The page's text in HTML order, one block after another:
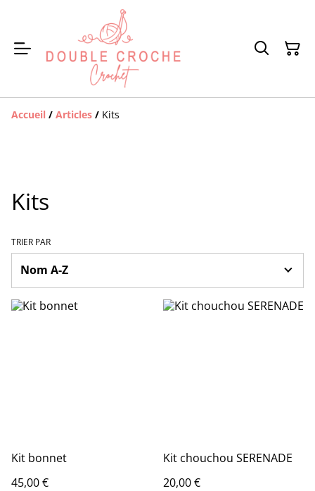
Accueil / Articles / Kits
Kits
TRIER PAR
Kit bonnet
45,00 €
Kit chouchou SERENADE
20,00 €